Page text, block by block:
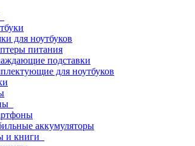
для ноутбуков
питания
подставки
для ноутбуков
аккумуляторы
и книги